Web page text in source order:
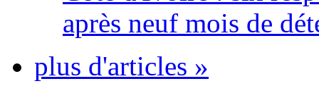
après neuf mois de
plus d'articles »